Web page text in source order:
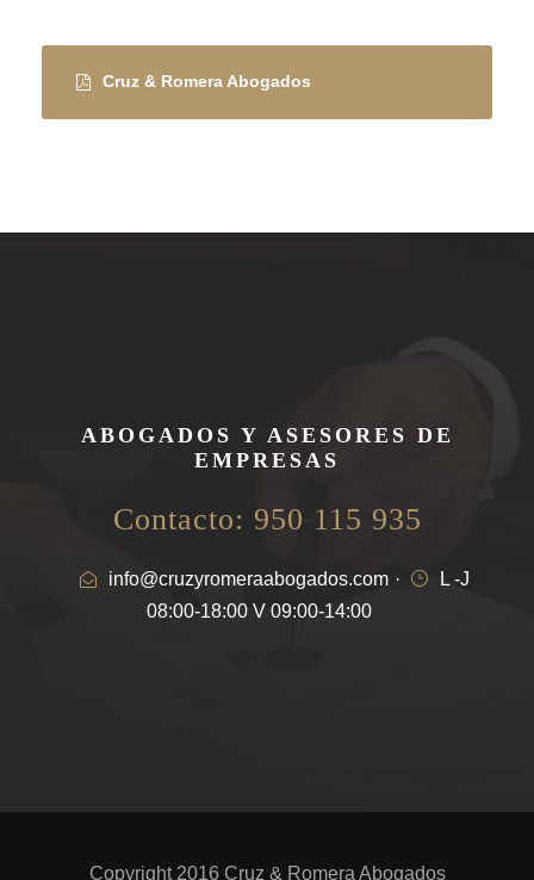
Cruz & Romera Abogados
ABOGADOS Y ASESORES DE
EMPRESAS
Contacto: 950 115 935
info@cruzyromeraabogados.com ·
L -J
08:00-18:00 V 09:00-14:00
Copyright 2016 Cruz & Romera Abogados